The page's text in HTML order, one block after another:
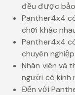
đều được
Panther4x4
chơi khác
Panther4x4
chuyên nghiệp.
Nhân viên và
người có kinh
Đến với